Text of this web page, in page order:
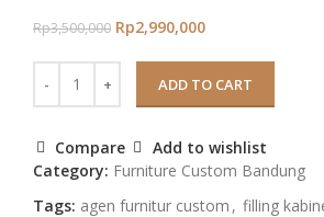
Rp3,500,000 Rp2,990,000
ADD TO CART
Compare
Add to wishlist
Category: Furniture Custom Bandung
Tags: agen furnitur custom , filling